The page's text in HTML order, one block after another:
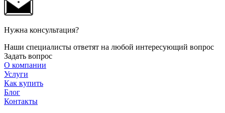
Нужна консультация?
Наши специалисты ответят на любой интересующий вопрос
Задать вопрос
О компании
Услуги
Как купить
Блог
Контакты